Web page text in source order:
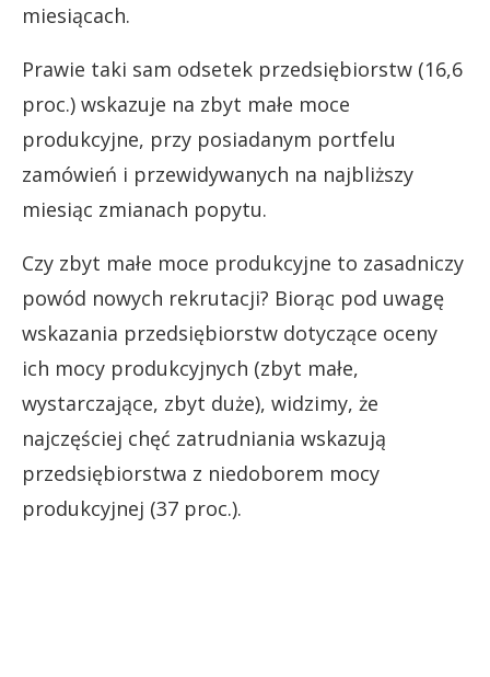
miesiącach.
Prawie taki sam odsetek przedsiębiorstw (16,6
proc.) wskazuje na zbyt małe moce
produkcyjne, przy posiadanym portfelu
zamówień i przewidywanych na najbliższy
miesiąc zmianach popytu.
Czy zbyt małe moce produkcyjne to zasadniczy
powód nowych rekrutacji? Biorąc pod uwagę
wskazania przedsiębiorstw dotyczące oceny
ich mocy produkcyjnych (zbyt małe,
wystarczające, zbyt duże), widzimy, że
najczęściej chęć zatrudniania wskazują
przedsiębiorstwa z niedoborem mocy
produkcyjnej (37 proc.).